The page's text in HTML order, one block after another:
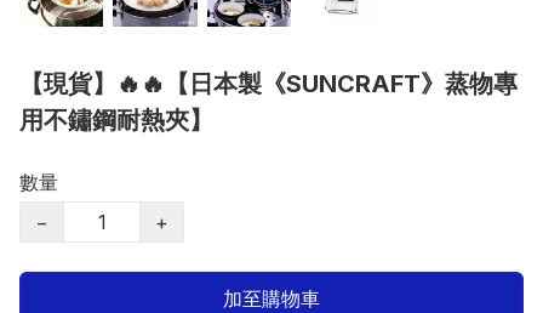
【現貨】🔥🔥【日本製《SUNCRAFT》蒸物專
用不鏽鋼耐熱夾】
數量
−
+
加至購物車